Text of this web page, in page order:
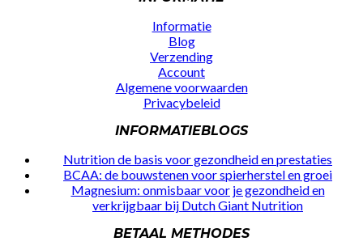
Informatie
Blog
Verzending
Account
Algemene voorwaarden
Privacybeleid
INFORMATIEBLOGS
Nutrition de basis voor gezondheid en prestaties
BCAA: de bouwstenen voor spierherstel en groei
Magnesium: onmisbaar voor je gezondheid en
verkrijgbaar bij Dutch Giant Nutrition
BETAAL METHODES